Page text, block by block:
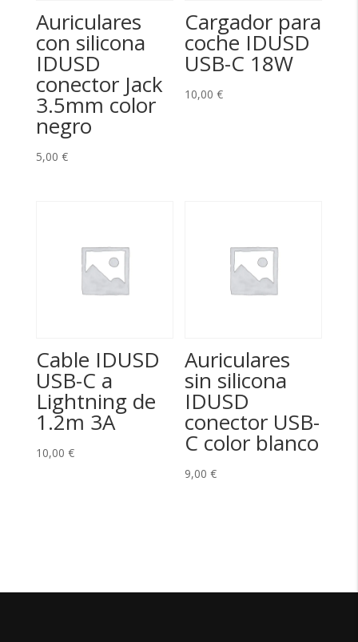
Auriculares
con silicona
IDUSD
conector Jack
3.5mm color
negro
5,00 €
Cargador para
coche IDUSD
USB-C 18W
10,00€
Cable IDUSD
USB-C a
Lightning de
1.2m 3A
10,00 €
Auriculares
sin silicona
IDUSD
conector USB-
C color blanco
9,00€